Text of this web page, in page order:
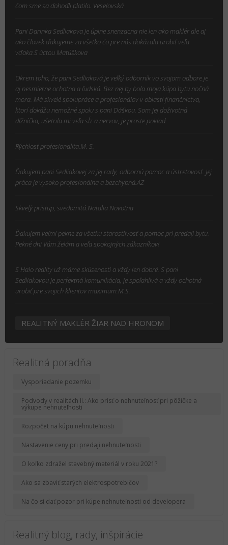
čom sme sa dohodli platilo. Veselovská
Pani Darinka Sedliakova je úplne snenzacna nie len ako maklér ale aj
ako človek ďakujeme za všetko čo pre nás dokázala urobiť veľa
vďaka.S úctou Matúškova
Okrem toho, že pani Sedliaková je veľký odborník vo svojom odbore je
aj nesmierne ochotna a ľudská. Bez nej by bola moja kúpa bytu nočná
mora. Má skvelé spolupráce a profesionálov v oblasti finančníctva,
ktorí dokážu nemožné spolu s pani Dáškou. Som jej doživotná
dlžníčka, ušetrila mi veľa sĺz a nervov, je proste poklad.
Rýchlosť profesionalita.M. S.
Ďakujem pani Sedliakovej za jej rady, odbornú pomoc a ústretovosť. Jej
práca je vysoko profesionálna a bezchybná.AZ
Skvelý prístup, svedomitá.Natalia Novotna
Ďakujem veľmi pekne za všetku starostlivosť a pomoc pri predaji bytu.
Pekné dni Vám želám a veľa spokojných zákazníkov!
S Halo reality už máme skúsenosti a vždy len dobré. S pani
Sedliakovou je perfektná komunikácia, je spoľahlivá a vždy ochotná
urobiť pre svojich klientov maximum.M.S.
REALITNÝ MAKLÉR ŽIAR NAD HRONOM
Realitná poradňa
Vysporiadanie pozemku
Podvody v realitách II.: Ako prísť o nehnuteľnosť pri pôžičke a
výkupe nehnuteľnosti
Rozpočet na kúpu nehnuteľnosti
Nastavenie ceny pri predaji nehnuteľnosti
O koľko zdražel stavebný materiál v roku 2021?
Ako sa zbaviť starých elektrospotrebičov
Na čo si dať pozor pri kúpe nehnuteľnosti od developera
Realitný blog, rady, inšpirácie